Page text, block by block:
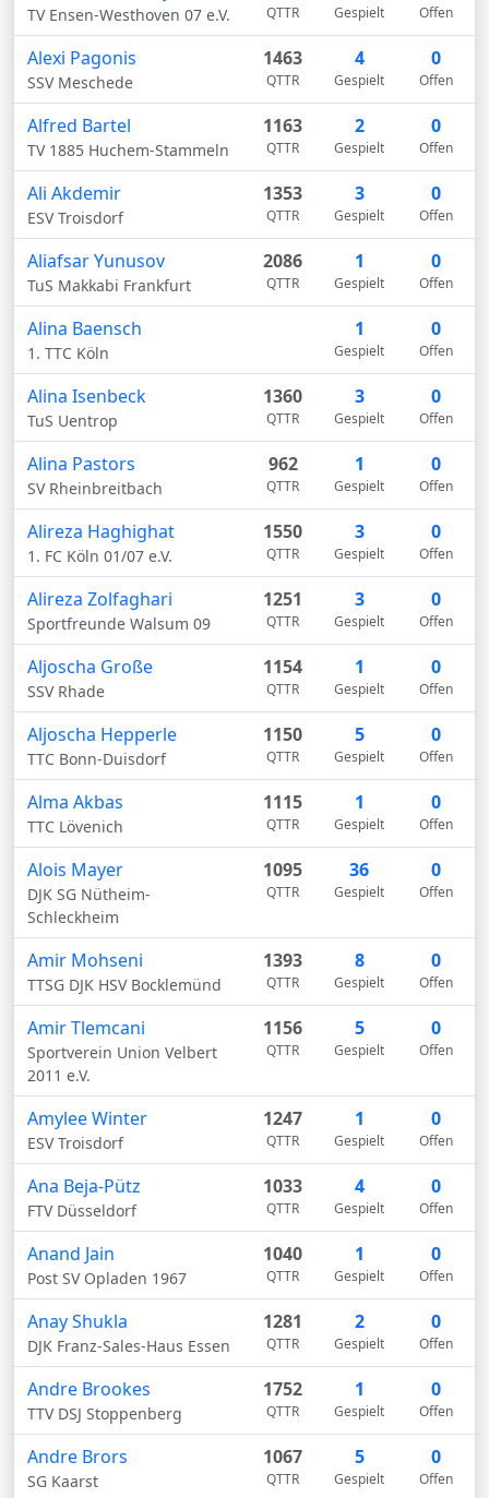
TV Ensen-Westhoven 07 e.V. QTTR Gespielt Offen
Alexi Pagonis
SSV Meschede
1463
QTTR
4
Gespielt
0
Offen
Alfred Bartel
TV 1885 Huchem-Stammeln
1163
QTTR
2
Gespielt
0
Offen
Ali Akdemir
ESV Troisdorf
1353
QTTR
3
Gespielt
0
Offen
Aliafsar Yunusov
TuS Makkabi Frankfurt
2086
QTTR
1
Gespielt
0
Offen
Alina Baensch
1. TTC Köln
1
Gespielt
0
Offen
Alina Isenbeck
TuS Uentrop
1360
QTTR
3
Gespielt
0
Offen
Alina Pastors
SV Rheinbreitbach
962
QTTR
1
Gespielt
0
Offen
Alireza Haghighat
1. FC Köln 01/07 e.V.
1550
QTTR
3
Gespielt
0
Offen
Alireza Zolfaghari
Sportfreunde Walsum 09
1251
QTTR
3
Gespielt
0
Offen
Aljoscha Große
SSV Rhade
1154
QTTR
1
Gespielt
0
Offen
Aljoscha Hepperle
TTC Bonn-Duisdorf
1150
QTTR
5
Gespielt
0
Offen
Alma Akbas
TTC Lövenich
1115
QTTR
1
Gespielt
0
Offen
Alois Mayer
DJK SG Nütheim-
Schleckheim
1095
QTTR
36
Gespielt
0
Offen
Amir Mohseni
TTSG DJK HSV Bocklemünd
1393
QTTR
8
Gespielt
0
Offen
Amir Tlemcani
Sportverein Union Velbert
2011 e.V.
1156
QTTR
5
Gespielt
0
Offen
Amylee Winter
ESV Troisdorf
1247
QTTR
1
Gespielt
0
Offen
Ana Beja-Pütz
FTV Düsseldorf
1033
QTTR
4
Gespielt
0
Offen
Anand Jain
Post SV Opladen 1967
1040
QTTR
1
Gespielt
0
Offen
Anay Shukla
DJK Franz-Sales-Haus Essen
1281
QTTR
2
Gespielt
0
Offen
Andre Brookes
TTV DSJ Stoppenberg
1752
QTTR
1
Gespielt
0
Offen
Andre Brors
SG Kaarst
1067
QTTR
5
Gespielt
0
Offen